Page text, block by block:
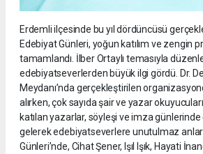
Erdemli ilçesinde bu yıl dördüncüsü
Edebiyat Günleri, yoğun katılım ve zengin
tamamlandı. İlber Ortaylı temasıyla
edebiyatseverlerden büyük ilgi gördü. Dr.
Meydanı’nda gerçekleştirilen
alırken, çok sayıda şair ve yazar
katılan yazarlar, söyleşi ve imza günlerinde
gelerek edebiyatseverlere unutulmaz anlar
Günleri’nde, Cihat Şener, Işıl Işık, Hayati